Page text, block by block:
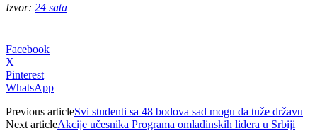
Izvor: 24 sata
Facebook
X
Pinterest
WhatsApp
Previous articleSvi studenti sa 48 bodova sad mogu da tuže državu
Next articleAkcije učesnika Programa omladinskih lidera u Srbiji